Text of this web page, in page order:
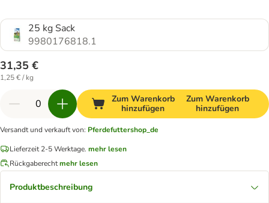
25 kg Sack
9980176818.1
31,35 €
1,25 € / kg
Zum Warenkorb
hinzufügen
Zum Warenkorb
hinzufügen
Versandt und verkauft von: Pferdefuttershop_de
Lieferzeit 2-5 Werktage. mehr lesen
Rückgaberechtmehr lesen
Produktbeschreibung